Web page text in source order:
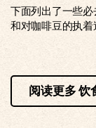
下面列出了一些
和对咖啡豆的执着
阅读更多 饮